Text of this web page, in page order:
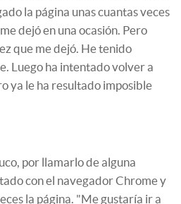
la página unas cuantas veces
dejó en una ocasión. Pero
que me dejó. He tenido
Luego ha intentado volver a
ya le ha resultado imposible
por llamarlo de alguna
con el navegador Chrome y
la página. "Me gustaría ir a